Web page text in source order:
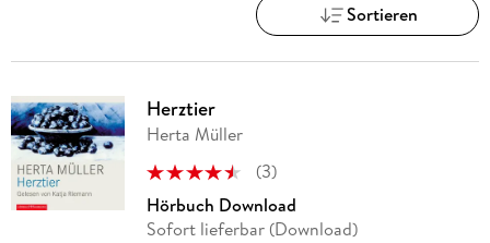
Sortieren
Herztier
Herta Müller
(3)
Hörbuch Download
Sofort lieferbar (Download)